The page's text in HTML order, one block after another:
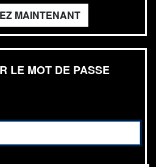
MAINTENANT
LE MOT DE PASSE